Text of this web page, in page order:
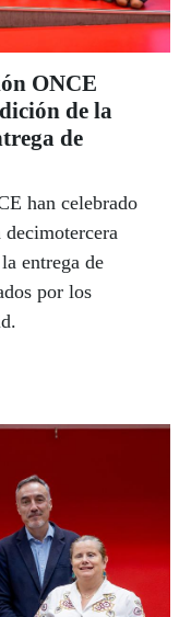
ONCE
de la
de
han celebrado
decimotercera
entrega de
por los